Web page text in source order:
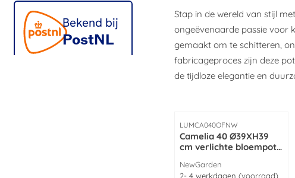
Stap in de wereld van stijl
ongeëvenaarde passie voor
gemaakt om te schitteren,
fabricageproces zijn deze
de tijdloze elegantie en
Artikelnummer
LUMCA040OFNW
Camelia 40 Ø39XH39
cm verlichte bloempot
Merk:
NewGarden
2- 4 werkdagen (voorraad)